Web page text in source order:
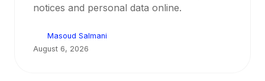
notices and personal data online.
Masoud Salmani
August 6, 2026